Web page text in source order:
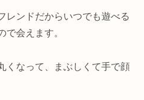
レンドだからいつでも遊べる
で会えます。
くなって、まぶしくて手で顔